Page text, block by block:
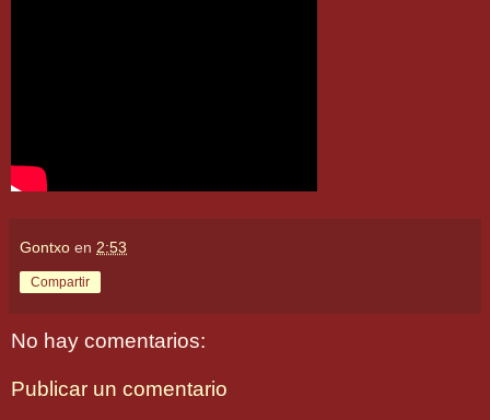
Gontxo en 2:53
Compartir
No hay comentarios:
Publicar un comentario